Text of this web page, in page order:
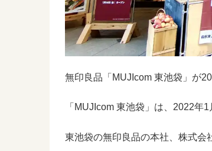
無印良品「MUJIcom 東池袋」が
「MUJIcom 東池袋」は、2022年
東池袋の無印良品の本社、株式会